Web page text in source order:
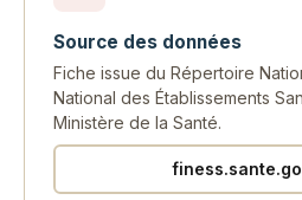
Source des données
Fiche issue du Répertoire
National des Établissements
Ministère de la Santé.